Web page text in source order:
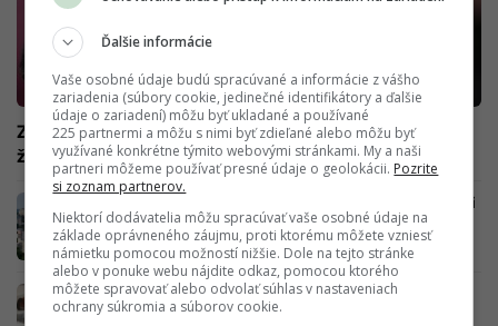
Známy slovenský latino raper vymenil sľubnú kariéru za
život na pláži: Do rodnej krajiny sa vrátiť neplánuje
Zemetrasenie v hypotékach: Mnohí Slováci si
ich už nebudú môcť dovoliť, ukazuje analýza
Podvodníci Slovákov obrali o tisíce eur: Z
„dvojizbáku na Nivách za 400“ sa vykľul
Ďalšie informácie
Vaše osobné údaje budú spracúvané a informácie z vášho
zariadenia (súbory cookie, jedinečné identifikátory a ďalšie
údaje o zariadení) môžu byť ukladané a používané
225 partnermi a môžu s nimi byť zdieľané alebo môžu byť
využívané konkrétne týmito webovými stránkami. My a naši
partneri môžeme používať presné údaje o geolokácii. Pozrite
si zoznam partnerov.
Niektorí dodávatelia môžu spracúvať vaše osobné údaje na
základe oprávneného záujmu, proti ktorému môžete vzniesť
námietku pomocou možností nižšie. Dole na tejto stránke
alebo v ponuke webu nájdite odkaz, pomocou ktorého
môžete spravovať alebo odvolať súhlas v nastaveniach
ochrany súkromia a súborov cookie.